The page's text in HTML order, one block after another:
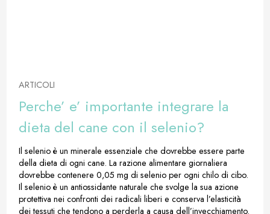
ARTICOLI
Perche’ e’ importante integrare la
dieta del cane con il selenio?
Il selenio è un minerale essenziale che dovrebbe essere parte
della dieta di ogni cane. La razione alimentare giornaliera
dovrebbe contenere 0,05 mg di selenio per ogni chilo di cibo.
Il selenio è un antiossidante naturale che svolge la sua azione
protettiva nei confronti dei radicali liberi e conserva l’elasticità
dei tessuti che tendono a perderla a causa dell’invecchiamento.